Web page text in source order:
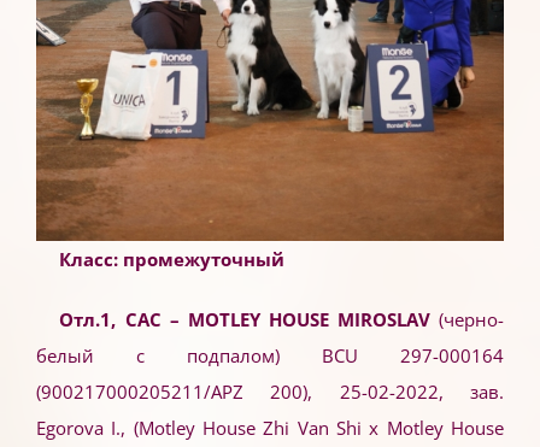
Класс: промежуточный
Отл.1, САС – MOTLEY HOUSE MIROSLAV(черно-
белый с подпалом) BCU 297-000164
(900217000205211/APZ 200), 25-02-2022, зав.
Egorova I., (Motley House Zhi Van Shi x Motley House